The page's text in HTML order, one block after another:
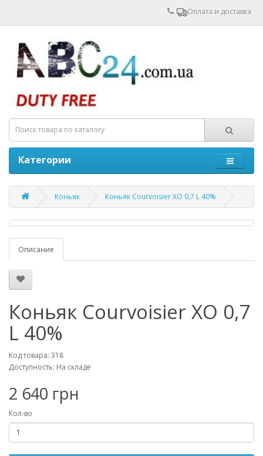
Оплата и доставка
Категории
Коньяк Коньяк Courvoisier XO 0,7 L 40%
Описание
Коньяк Courvoisier XO 0,7
L 40%
Код товара: 318
Доступность: На складе
2 640 грн
Кол-во